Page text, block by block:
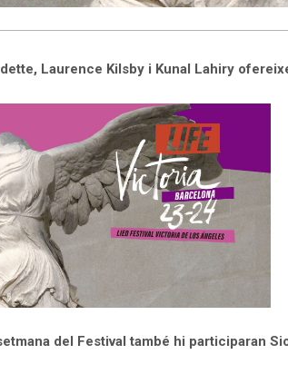
Laurence Kilsby i Kunal Lahiry
del Festival també hi participaran